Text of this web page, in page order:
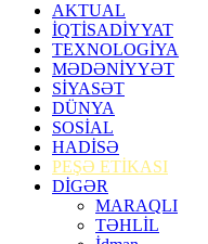
AKTUAL
İQTİSADİYYAT
TEXNOLOGİYA
MƏDƏNİYYƏT
SİYASƏT
DÜNYA
SOSİAL
HADİSƏ
PEŞƏ ETİKASI
DİGƏR
MARAQLI
TƏHLİL